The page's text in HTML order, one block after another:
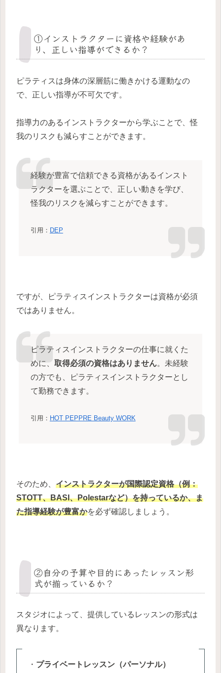
①インストラクターに資格や経験があ
り、正しい指導ができるか？
ピラティスは身体の深層筋に働きかける運動なの
で、正しい指導が不可欠です。
指導力のあるインストラクターから学ぶことで、怪
我のリスクも減らすことができます。
経験が豊富で信頼できる資格があるインスト
ラクターを選ぶことで、正しい動きを学び、
怪我のリスクを減らすことができます。
引用： DEP
ですが、ピラティスインストラクターは資格が必須
ではありません。
ピラティスインストラクターの仕事に就くた
めに、 取得必須の資格はありません。未経験
の方でも、ピラティスインストラクターとし
て勤務できます。
引用： HOT PEPPRE Beauty WORK
そのため、 インストラクターが国際認定資格（例：
STOTT、BASI、Polestarなど）を持っているか、ま
た指導経験が豊富かを必ず確認しましょう。
②自分の予算や目的にあったレッスン形
式が揃っているか？
スタジオによって、提供しているレッスンの形式は
異なります。
・ プライベートレッスン（パーソナル）